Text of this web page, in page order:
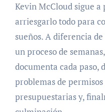
Kevin McCloud sigue a
arriesgarlo todo para
sueños. A diferencia
un proceso de
documenta cada paso,
problemas de
presupuestarias y,